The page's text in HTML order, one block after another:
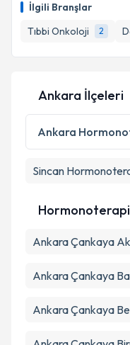
İlgili Branşlar
Tıbbi Onkoloji
2
Ankara İlçeleri
Ankara
Sincan
Ankara Çankaya
Ankara Çankaya
Ankara Çankaya